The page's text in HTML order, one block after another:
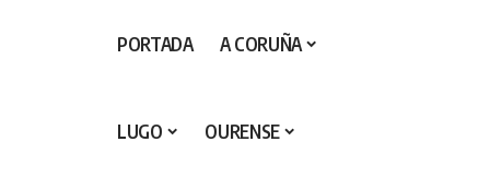
PORTADA A CORUÑA
LUGO OURENSE